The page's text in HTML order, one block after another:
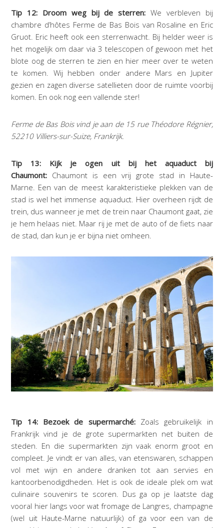
Tip 12: Droom weg bij de sterren:We verbleven bij
chambre d’hôtes Ferme de Bas Bois van Rosaline en Eric
Gruot. Eric heeft ook een sterrenwacht. Bij helder weer is
het mogelijk om daar via 3 telescopen of gewoon met het
blote oog de sterren te zien en hier meer over te weten
te komen. Wij hebben onder andere Mars en Jupiter
gezien en zagen diverse satellieten door de ruimte voorbij
komen. En ook nog een vallende ster!
Ferme de Bas Bois vind je aan de 15 rue Théodore Régnier,
52210 Villiers-sur-Suize, Frankrijk.
Tip 13: Kijk je ogen uit bij het aquaduct bij
Chaumont: Chaumont is een vrij grote stad in Haute-
Marne. Een van de meest karakteristieke plekken van de
stad is wel het immense aquaduct. Hier overheen rijdt de
trein, dus wanneer je met de trein naar Chaumont gaat, zie
je hem helaas niet. Maar rij je met de auto of de fiets naar
de stad, dan kun je er bijna niet omheen.
Tip 14: Bezoek de supermarché:Zoals gebruikelijk in
Frankrijk vind je de grote supermarkten net buiten de
steden. En die supermarkten zijn vaak enorm groot en
compleet. Je vindt er van alles, van etenswaren, schappen
vol met wijn en andere dranken tot aan servies en
kantoorbenodigdheden. Het is ook de ideale plek om wat
culinaire souvenirs te scoren. Dus ga op je laatste dag
vooral hier langs voor wat fromage de Langres, champagne
(wel uit Haute-Marne natuurlijk) of ga voor een van de